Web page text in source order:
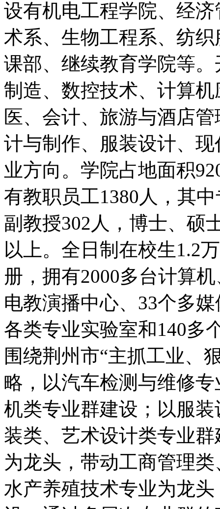
设有机电工程学院、经
术系、生物工程系、纺
课部、继续教育学院等
制造、数控技术、计算
医、会计、旅游与酒店
计与制作、服装设计、
业方向。学院占地面积
有教职员工1380人，其
副教授302人，博士、硕
以上。全日制在校生1.2
册，拥有2000多台计算
电教演播中心、33个多
各类专业实验室和140多
围绕荆州市“主抓工业、
略，以汽车检测与维修
机类专业群建设；以服
装类、艺术设计类专业
为龙头，带动工商管理
水产养殖技术专业为龙